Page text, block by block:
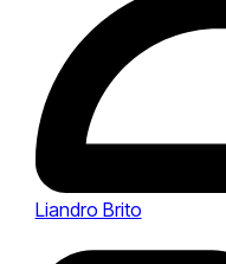
Liandro Brito